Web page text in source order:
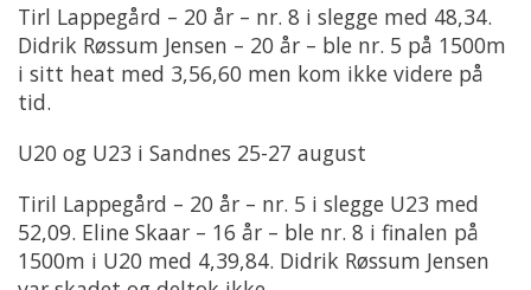
Tirl Lappegård – 20 år – nr. 8 i slegge med 48,34.
Didrik Røssum Jensen – 20 år – ble nr. 5 på 1500m
i sitt heat med 3,56,60 men kom ikke videre på
tid.
U20 og U23 i Sandnes 25-27 august
Tiril Lappegård – 20 år – nr. 5 i slegge U23 med
52,09. Eline Skaar – 16 år – ble nr. 8 i finalen på
1500m i U20 med 4,39,84. Didrik Røssum Jensen